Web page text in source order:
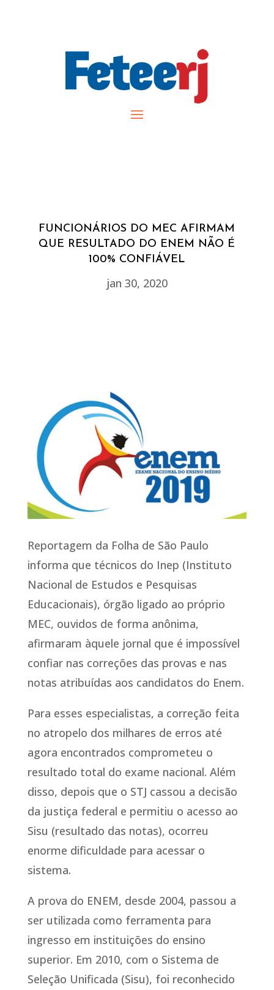
FUNCIONÁRIOS DO MEC AFIRMAM
QUE RESULTADO DO ENEM NÃO É
100% CONFIÁVEL
jan 30, 2020
Reportagem da Folha de São Paulo
informa que técnicos do Inep (Instituto
Nacional de Estudos e Pesquisas
Educacionais), órgão ligado ao próprio
MEC, ouvidos de forma anônima,
afirmaram àquele jornal que é impossível
confiar nas correções das provas e nas
notas atribuídas aos candidatos do Enem.
Para esses especialistas, a correção feita
no atropelo dos milhares de erros até
agora encontrados comprometeu o
resultado total do exame nacional. Além
disso, depois que o STJ cassou a decisão
da justiça federal e permitiu o acesso ao
Sisu (resultado das notas), ocorreu
enorme dificuldade para acessar o
sistema.
A prova do ENEM, desde 2004, passou a
ser utilizada como ferramenta para
ingresso em instituições do ensino
superior. Em 2010, com o Sistema de
Seleção Unificada (Sisu), foi reconhecido